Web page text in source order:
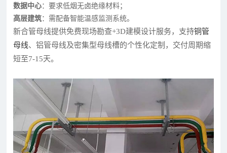
数据中心：要求低烟无卤绝缘材料；
高层建筑：需配备智能温感监测系统。
新合管母线提供免费现场勘查+3D建模设计服务，支持铜管
母线、铝管母线及密集型母线槽的个性化定制，交付周期缩
短至7-15天。